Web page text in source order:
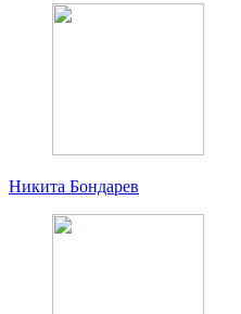
Никита Бондарев